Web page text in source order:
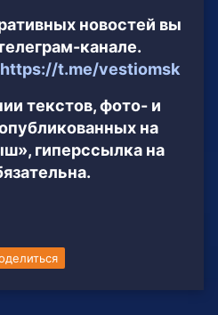
новостей вы
канале.
https://t.me/vestiomsk
текстов, фото- и
на
гиперссылка на